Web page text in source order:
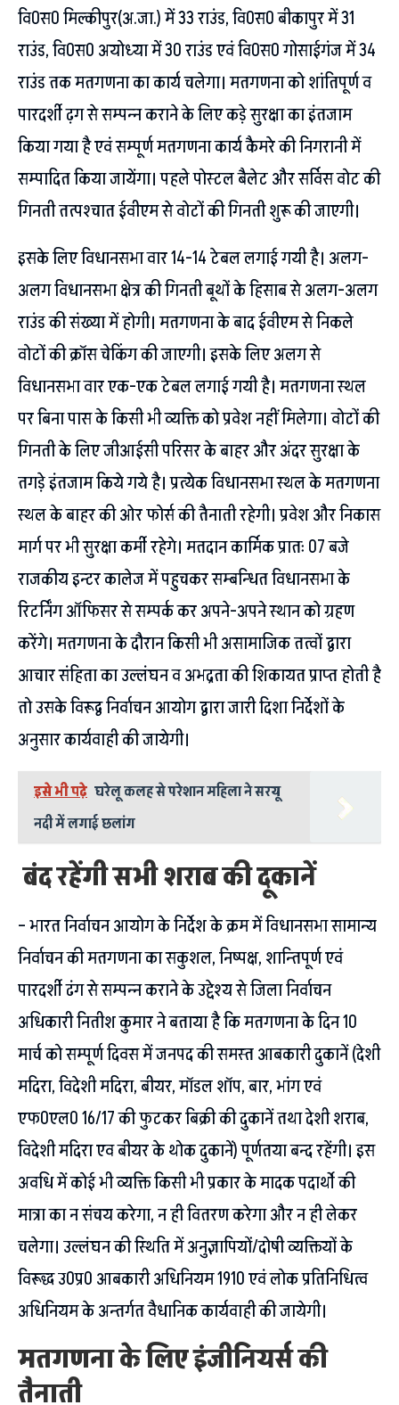
वि0स0 मिल्कीपुर(अ.जा.) में 33 राउंड, वि0स0 बीकापुर में 31
राउंड, वि0स0 अयोध्या में 30 राउंड एवं वि0स0 गोसाईगंज में 34
राउंड तक मतगणना का कार्य चलेगा। मतगणना को शांतिपूर्ण व
पारदर्शी ढ़ग से सम्पन्न कराने के लिए कड़े सुरक्षा का इंतजाम
किया गया है एवं सम्पूर्ण मतगणना कार्य कैमरे की निगरानी में
सम्पादित किया जायेंगा। पहले पोस्टल बैलेट और सर्विस वोट की
गिनती तत्पश्चात ईवीएम से वोटों की गिनती शुरू की जाएगी।
इसके लिए विधानसभा वार 14-14 टेबल लगाई गयी है। अलग-
अलग विधानसभा क्षेत्र की गिनती बूथों के हिसाब से अलग-अलग
राउंड की संख्या में होगी। मतगणना के बाद ईवीएम से निकले
वोटों की क्रॉस चेकिंग की जाएगी। इसके लिए अलग से
विधानसभा वार एक-एक टेबल लगाई गयी है। मतगणना स्थल
पर बिना पास के किसी भी व्यक्ति को प्रवेश नहीं मिलेगा। वोटों की
गिनती के लिए जीआईसी परिसर के बाहर और अंदर सुरक्षा के
तगड़े इंतजाम किये गये है। प्रत्येक विधानसभा स्थल के मतगणना
स्थल के बाहर की ओर फोर्स की तैनाती रहेगी। प्रवेश और निकास
मार्ग पर भी सुरक्षा कर्मी रहेगे। मतदान कार्मिक प्रातः 07 बजे
राजकीय इन्टर कालेज में पहुचकर सम्बन्धित विधानसभा के
रिटर्निंग ऑफिसर से सम्पर्क कर अपने-अपने स्थान को ग्रहण
करेंगे। मतगणना के दौरान किसी भी असामाजिक तत्वों द्वारा
आचार संहिता का उल्लंघन व अभद्रता की शिकायत प्राप्त होती है
तो उसके विरूद्व निर्वाचन आयोग द्वारा जारी दिशा निर्देशों के
अनुसार कार्यवाही की जायेगी।
इसे भी पढ़े घरेलू कलह से परेशान महिला ने सरयू
नदी में लगाई छलांग
बंद रहेंगी सभी शराब की दूकानें
– भारत निर्वाचन आयोग के निर्देश के क्रम में विधानसभा सामान्य
निर्वाचन की मतगणना का सकुशल, निष्पक्ष, शान्तिपूर्ण एवं
पारदर्शी ढंग से सम्पन्न कराने के उद्देश्य से जिला निर्वाचन
अधिकारी नितीश कुमार ने बताया है कि मतगणना के दिन 10
मार्च को सम्पूर्ण दिवस में जनपद की समस्त आबकारी दुकानें (देशी
मदिरा, विदेशी मदिरा, बीयर, मॉडल शॉप, बार, भांग एवं
एफ0एल0 16/17 की फुटकर बिक्री की दुकानें तथा देशी शराब,
विदेशी मदिरा एव बीयर के थोक दुकानें) पूर्णतया बन्द रहेंगी। इस
अवधि में कोई भी व्यक्ति किसी भी प्रकार के मादक पदार्थो की
मात्रा का न संचय करेगा, न ही वितरण करेगा और न ही लेकर
चलेगा। उल्लंघन की स्थिति में अनुज्ञापियों/दोषी व्यक्तियों के
विरूद्ध उ0प्र0 आबकारी अधिनियम 1910 एवं लोक प्रतिनिधित्व
अधिनियम के अन्तर्गत वैधानिक कार्यवाही की जायेगी।
मतगणना के लिए इंजीनियर्स की
तैनाती